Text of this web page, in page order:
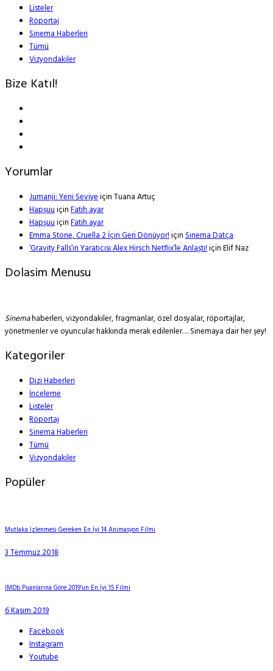
Listeler
Röportaj
Sinema Haberleri
Tümü
Vizyondakiler
Bize Katıl!
Yorumlar
Jumanji: Yeni SeviyeiçinTuana Artuç
HapşuuiçinFatih ayar
HapşuuiçinFatih ayar
Emma Stone, Cruella 2 İçin Geri Dönüyor!içinSinema Datça
‘Gravity Falls’ın Yaratıcısı Alex Hirsch Netflix’le Anlaştı!içinElif Naz
Dolasim Menusu
Sinemahaberleri, vizyondakiler, fragmanlar, özel dosyalar, röportajlar,
yönetmenler ve oyuncular hakkında merak edilenler… Sinemaya dair her şey!
Kategoriler
Dizi Haberleri
İnceleme
Listeler
Röportaj
Sinema Haberleri
Tümü
Vizyondakiler
Popüler
Mutlaka İzlenmesi Gereken En İyi 14 Animasyon Filmi
3 Temmuz 2018
IMDb Puanlarına Göre 2019’un En İyi 15 Filmi
6 Kasım 2019
Facebook
Instagram
Youtube